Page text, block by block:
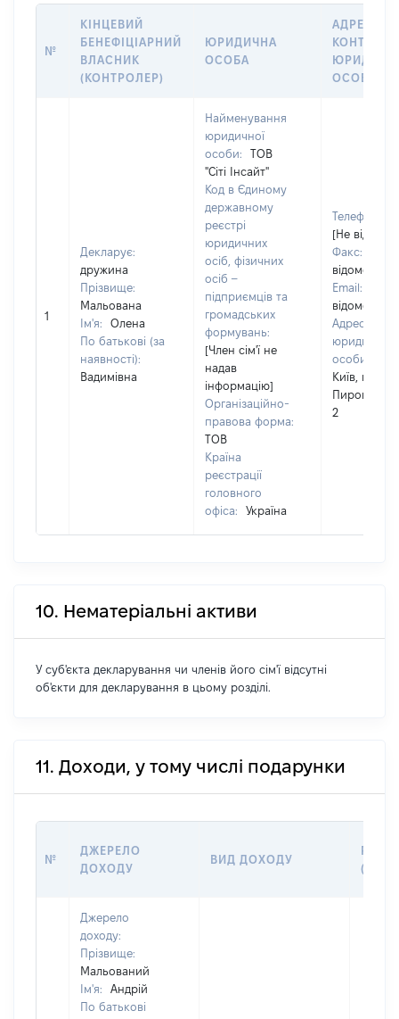
№
КІНЦЕВИЙ
БЕНЕФІЦІАРНИЙ
ВЛАСНИК
(КОНТРОЛЕР)
ЮРИДИЧНА
ОСОБА
АДРЕСА ТА
КОНТАКТИ
ОСОБИ
1
Декларує:
дружина
Прізвище:
Мальована
Ім'я:
Олена
По батькові (за
наявності):
Вадимівна
Найменування
юридичної
особи:
ТОВ
"Сіті Інсайт"
Код в Єдиному
державному
реєстрі
юридичних
осіб, фізичних
осіб –
підприємців та
громадських
формувань:
[Член сім'ї не
надав
інформацію]
Організаційно-
правова форма:
ТОВ
Країна
реєстрації
головного
офіса:
Україна
Телефон:
[Не відомо]
Факс:
відомо]
Email:
відомо]
Адреса
юридичної
особи:
Київ, вул.
Пирогова,
2
10. Нематеріальні активи
У суб'єкта декларування чи членів його сім'ї відсутні
об'єкти для декларування в цьому розділі.
11. Доходи, у тому числі подарунки
№
ДЖЕРЕЛО
ДОХОДУ
ВИД ДОХОДУ
Джерело
доходу:
Прізвище:
Мальований
Ім'я:
Андрій
По батькові